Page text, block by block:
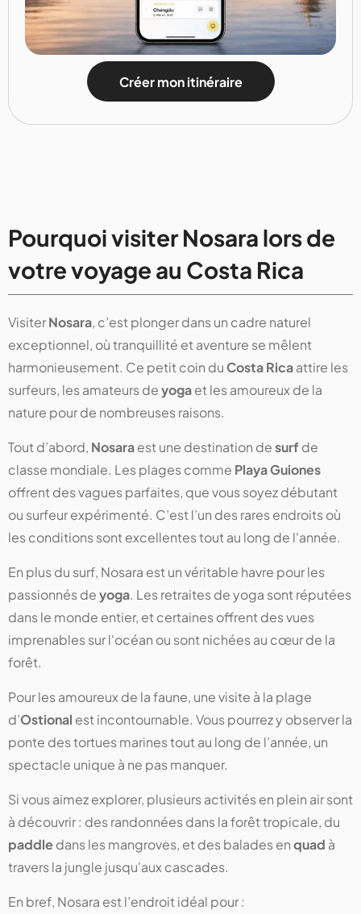
Créer mon itinéraire
Pourquoi visiter Nosara lors de
votre voyage au Costa Rica
VisiterNosara, c’est plonger dans un cadre naturel
exceptionnel, où tranquillité et aventure se mêlent
harmonieusement. Ce petit coin du Costa Ricaattire les
surfeurs, les amateurs deyogaet les amoureux de la
nature pour de nombreuses raisons.
Tout d’abord, Nosaraest une destination desurf de
classe mondiale. Les plages comme Playa Guiones
offrent des vagues parfaites, que vous soyez débutant
ou surfeur expérimenté. C’est l’un des rares endroits où
les conditions sont excellentes tout au long de l'année​.
En plus du surf, Nosara est un véritable havre pour les
passionnés deyoga. Les retraites de yoga sont réputées
dans le monde entier, et certaines offrent des vues
imprenables sur l'océan ou sont nichées au cœur de la
forêt.
Pour les amoureux de la faune, une visite à la plage
d’Ostional est incontournable. Vous pourrez y observer la
ponte des tortues marines tout au long de l’année, un
spectacle unique à ne pas manquer​.
Si vous aimez explorer, plusieurs activités en plein air sont
à découvrir : des randonnées dans la forêt tropicale, du
paddledans les mangroves, et des balades enquad à
travers la jungle jusqu'aux cascades​.
En bref, Nosara est l’endroit idéal pour :